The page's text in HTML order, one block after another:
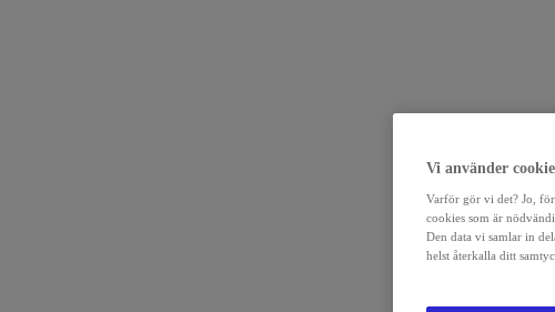
Vi använder
Varför gör vi det? Jo,
cookies som är
Den data vi samlar in
helst återkalla ditt